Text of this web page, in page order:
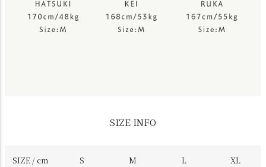
SIZE INFO
SIZE / cm S M L XL